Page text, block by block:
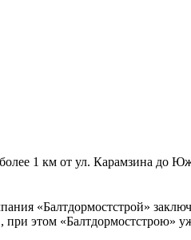
1 км от ул. Карамзина до
«Балтдормостстрой»
при этом